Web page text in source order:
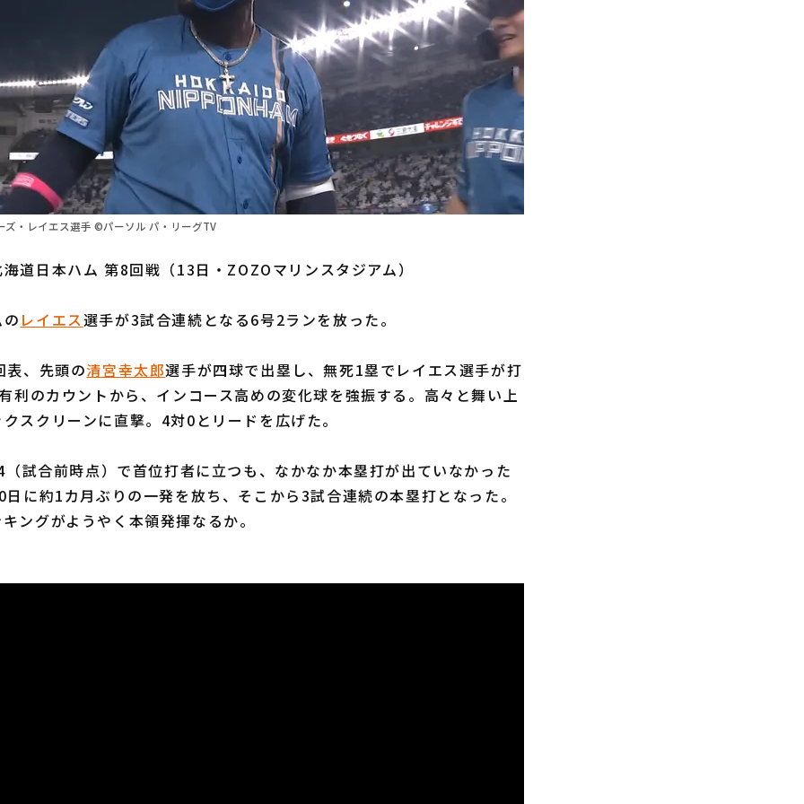
ズ・レイエス選手 ©パーソル パ・リーグTV
道日本ハム 第8回戦（13日・ZOZOマリンスタジアム）
レイエス選手が3試合連続となる6号2ランを放った。
、先頭の清宮幸太郎選手が四球で出塁し、無死1塁でレイエス選手が打
利のカウントから、インコース高めの変化球を強振する。高々と舞い上
スクリーンに直撃。4対0とリードを広げた。
試合前時点）で首位打者に立つも、なかなか本塁打が出ていなかった
に約1カ月ぶりの一発を放ち、そこから3試合連続の本塁打となった。
ングがようやく本領発揮なるか。